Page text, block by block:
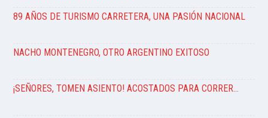
89 AÑOS DE TURISMO CARRETERA, UNA PASIÓN NACIONAL
NACHO MONTENEGRO, OTRO ARGENTINO EXITOSO
¡SEÑORES, TOMEN ASIENTO! ACOSTADOS PARA CORRER…